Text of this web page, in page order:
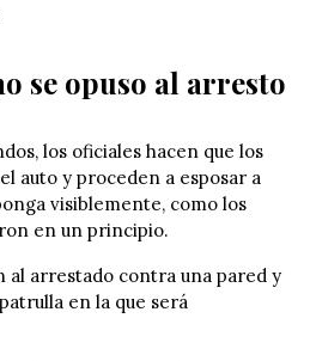
se opuso al arresto
los oficiales hacen que los
auto y proceden a esposar a
visiblemente, como los
en un principio.
al arrestado contra una pared y
en la que será